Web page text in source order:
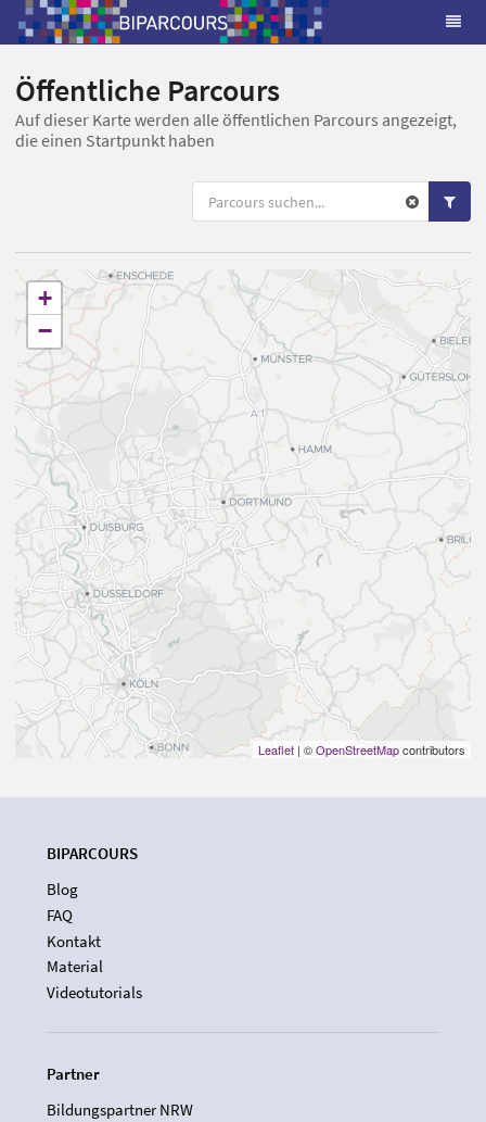
Öffentliche Parcours
Auf dieser Karte werden alle öffentlichen Parcours angezeigt,
die einen Startpunkt haben
+
−
Leaflet | ©OpenStreetMapcontributors
BIPARCOURS
Blog
FAQ
Kontakt
Material
Videotutorials
Partner
Bildungspartner NRW